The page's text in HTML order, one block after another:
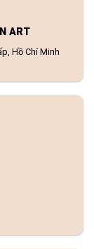
ART
Hồ Chí Minh